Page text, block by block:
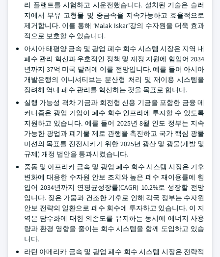
리 플랜트를 시험하고 시운전했습니다. 설치된 기술은 슬러
지에서 부유 고형물 및 중금속을 지속가능하고 효율적으로
제거합니다. 이를 통해 ‘Malak Iskar’강의 수자원을 더욱 효과
적으로 보호할 수 있습니다.
아시아 태평양 금속 및 광업 폐수 회수 시스템 시장은 지역 내
폐수 관리 혁신과 우호적인 정책 및 재정 지원에 힘입어 2034
년까지 37억 미국 달러에 이를 전망입니다. 예를 들어 아시아
개발은행의 이니셔티브는 분산형 처리 및 재이용 시스템을
장려해 역내 폐수 관리를 혁신하는 것을 목표로 합니다.
실행 가능성 격차 기금과 회전형 신용 기금을 포함한 금융 메
커니즘은 광업 기업이 폐수 회수 인프라에 투자할 수 있도록
지원하고 있습니다. 예를 들어 2025년 8월 인도 정부는 지속
가능한 광업과 폐기물 제로 관행을 촉진하고 국가 핵심 광물
미션의 목표를 진전시키기 위한 2025년 광산 및 광물(개발 및
규제) 개정 법안을 통과시켰습니다.
중동 및 아프리카 금속 및 광업 폐수 회수 시스템 시장은 기후
변화에 대응한 수자원 안보 조치와 높은 폐수 재이용률에 힘
입어 2034년까지 연평균성장률(CAGR) 10.2%로 성장할 전망
입니다. 잦은 가뭄과 건조한 기후로 인해 각국 정부는 수자원
안보 전략의 일환으로 폐수 회수에 투자하고 있습니다. 이 지
역은 담수화에 대한 의존도를 유지하는 동시에 에너지 사용
량과 환경 영향을 줄이는 회수 시스템을 함께 도입하고 있습
니다.
라틴 아메리카 금속 및 광업 폐수 회수 시스템 시장은 전략적